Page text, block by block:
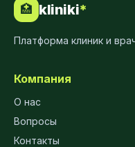
🏥 kliniki*
Платформа клиник и
Компания
О нас
Вопросы
Контакты